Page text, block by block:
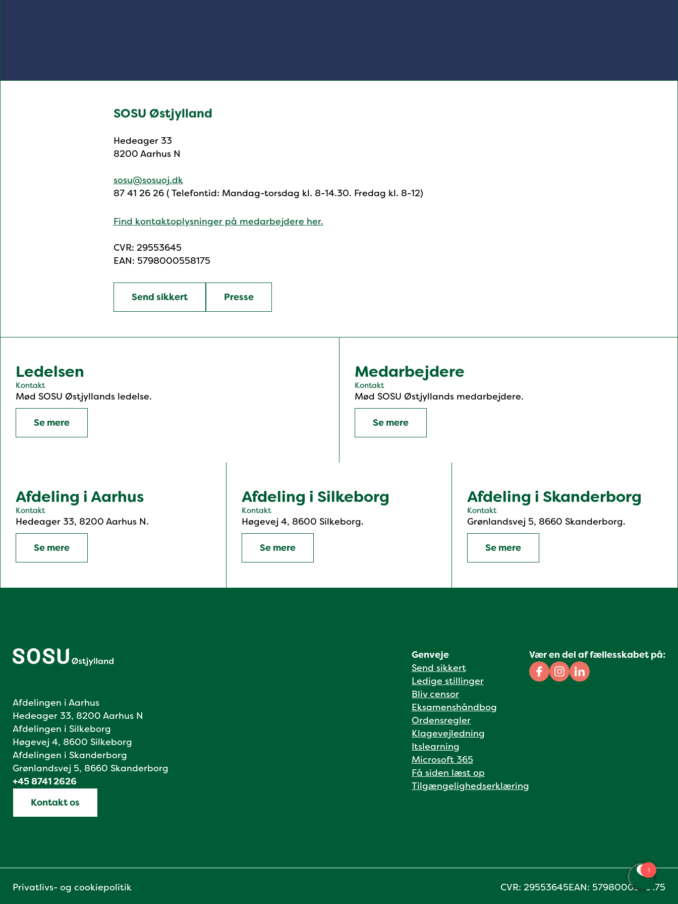
SOSU Østjylland
Hedeager 33
8200 Aarhus N
sosu@sosuoj.dk
87 41 26 26 ( Telefontid: Mandag-torsdag kl. 8-14.30. Fredag kl. 8-12)
Find kontaktoplysninger på medarbejdere her.
CVR: 29553645
EAN: 5798000558175
Send sikkert Presse
Ledelsen
Kontakt
Mød SOSU Østjyllands ledelse.
Se mere
Medarbejdere
Kontakt
Mød SOSU Østjyllands medarbejdere.
Se mere
Afdeling i Aarhus
Kontakt
Hedeager 33, 8200 Aarhus N.
Se mere
Afdeling i Silkeborg
Kontakt
Høgevej 4, 8600 Silkeborg.
Se mere
Afdeling i Skanderborg
Kontakt
Grønlandsvej 5, 8660 Skanderborg.
Se mere
Afdelingen i Aarhus
Hedeager 33, 8200 Aarhus N
Afdelingen i Silkeborg
Høgevej 4, 8600 Silkeborg
Afdelingen i Skanderborg
Grønlandsvej 5, 8660 Skanderborg
+45 8741 2626
Kontakt os
Genveje
Send sikkert
Ledige stillinger
Bliv censor
Eksamenshåndbog
Ordensregler
Klagevejledning
Itslearning
Microsoft 365
Få siden læst op
Tilgængelighedserklæring
Vær en del af fællesskabet på:
Facebook
Instagram
Linkedin
Privatlivs- og cookiepolitik CVR: 29553645EAN: 5798000558175